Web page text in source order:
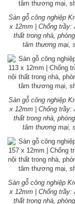
Sàn gỗ công nghiệp
x 12mm | Chống trầy:
thất trong nhà,
tâm thương mại,
Sàn gỗ công nghiệp
x 12mm | Chống trầy:
thất trong nhà,
tâm thương mại,
Sàn gỗ công nghiệp
x 12mm | Chống trầy:
thất trong nhà,